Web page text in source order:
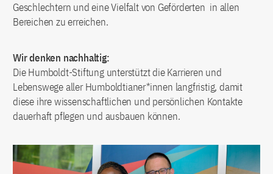
Geschlechtern und eine Vielfalt von Geförderten in allen
Bereichen zu erreichen.
Wir denken nachhaltig:
Die Humboldt-Stiftung unterstützt die Karrieren und
Lebenswege aller Humboldtianer*innen langfristig, damit
diese ihre wissenschaftlichen und persönlichen Kontakte
dauerhaft pflegen und ausbauen können.